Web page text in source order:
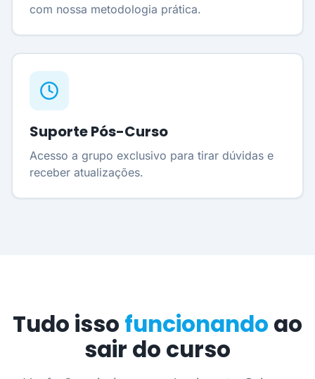
com nossa metodologia prática.
Suporte Pós-Curso
Acesso a grupo exclusivo para tirar dúvidas e
receber atualizações.
Tudo isso funcionando ao
sair do curso